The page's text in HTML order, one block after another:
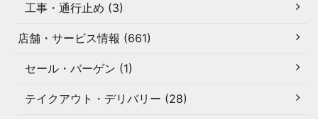
工事・通行止め (3)
店舗・サービス情報 (661)
セール・バーゲン (1)
テイクアウト・デリバリー (28)